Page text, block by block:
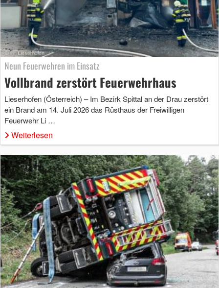
Neun Feuerwehren im Einsatz
Vollbrand zerstört Feuerwehrhaus
Lieserhofen (Österreich) – Im Bezirk Spittal an der Drau zerstört
ein Brand am 14. Juli 2026 das Rüsthaus der Freiwilligen
Feuerwehr Li …
Weiterlesen